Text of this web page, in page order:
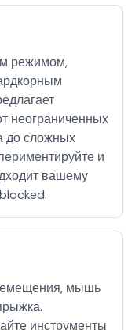
режимом,
неограниченных
до сложных
и
вашему
мышь
инструменты